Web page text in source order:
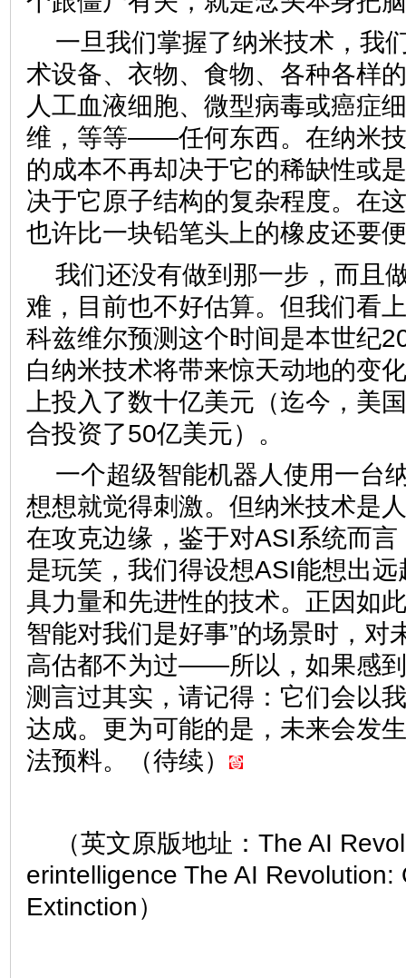
一旦我们掌握了纳米技术，我
术设备、衣物、食物、各种各样
人工血液细胞、微型病毒或癌症
维，等等——任何东西。在纳米
的成本不再却决于它的稀缺性或
决于它原子结构的复杂程度。在
也许比一块铅笔头上的橡皮还要
我们还没有做到那一步，而且
难，目前也不好估算。但我们看
科兹维尔预测这个时间是本世纪
白纳米技术将带来惊天动地的变
上投入了数十亿美元（迄今，美
合投资了50亿美元）。
一个超级智能机器人使用一台
想想就觉得刺激。但纳米技术是
在攻克边缘，鉴于对ASI系统而
是玩笑，我们得设想ASI能想出
具力量和先进性的技术。正因如
智能对我们是好事”的场景时，对
高估都不为过——所以，如果感
测言过其实，请记得：它们会以
达成。更为可能的是，未来会发
法预料。（待续）
（英文原版地址：The AI
erintelligence The AI Revolution:
Extinction）